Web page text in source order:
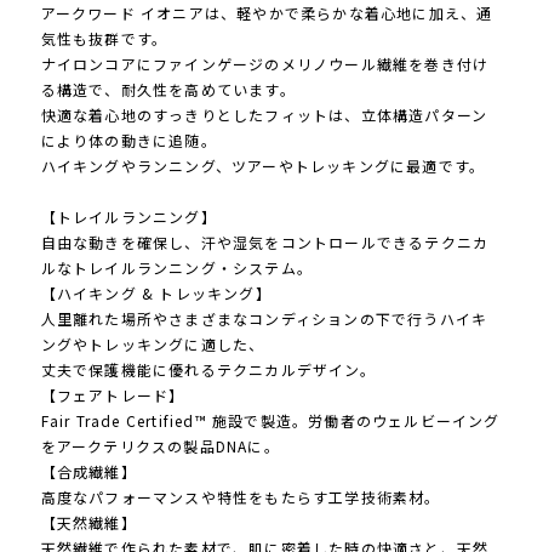
アークワード イオニアは、軽やかで柔らかな着心地に加え、通
気性も抜群です。
ナイロンコアにファインゲージのメリノウール繊維を巻き付け
る構造で、耐久性を高めています。
快適な着心地のすっきりとしたフィットは、立体構造パターン
により体の動きに追随。
ハイキングやランニング、ツアーやトレッキングに最適です。
【トレイルランニング】
自由な動きを確保し、汗や湿気をコントロールできるテクニカ
ルなトレイルランニング・システム。
【ハイキング & トレッキング】
人里離れた場所やさまざまなコンディションの下で行うハイキ
ングやトレッキングに適した、
丈夫で保護機能に優れるテクニカルデザイン。
【フェアトレード】
Fair Trade Certified™ 施設で製造。労働者のウェルビーイング
をアークテリクスの製品DNAに。
【合成繊維】
高度なパフォーマンスや特性をもたらす工学技術素材。
【天然繊維】
天然繊維で作られた素材で、肌に密着した時の快適さと、天然